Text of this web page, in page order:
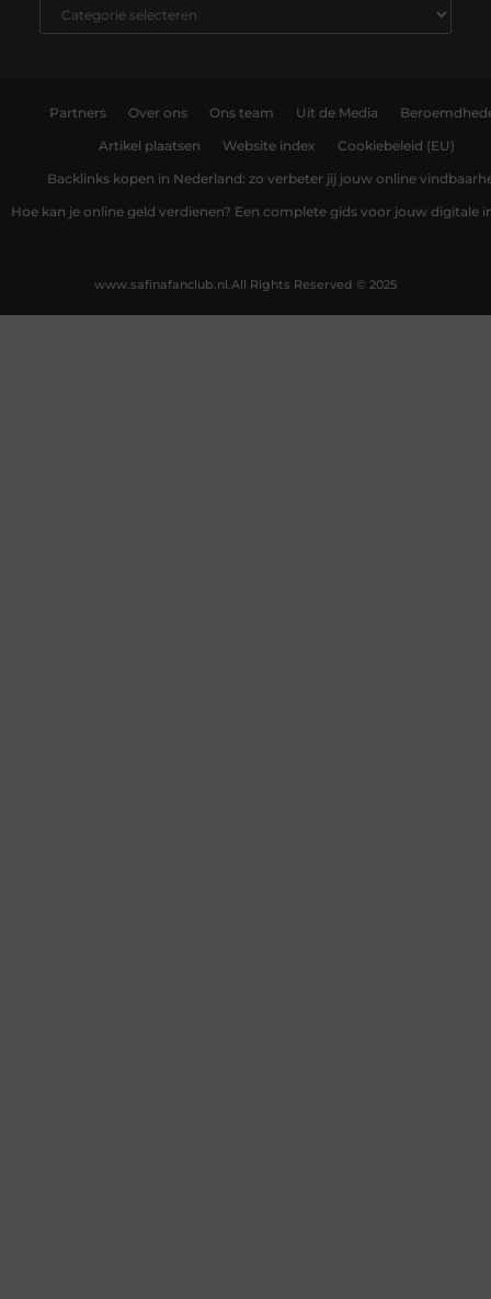
Partners Over ons Ons team Uit de Media
Artikel plaatsen Website index Cookiebeleid (EU)
Backlinks kopen in Nederland: zo verbeter jij jouw online
Hoe kan je online geld verdienen? Een complete gids voor jouw digitale
All Rights Reserved © 2025
www.safinafanclub.nl.